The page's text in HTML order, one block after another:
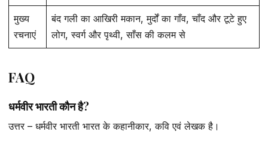
मुख्य
रचनाएं
बंद गली का आखिरी मकान, मुर्दों का गाँव, चाँद और टूटे हुए
लोग, स्वर्ग और पृथ्वी, साँस की कलम से
FAQ
धर्मवीर भारती कौन है?
उत्तर – धर्मवीर भारती भारत के कहानीकार, कवि एवं लेखक है।